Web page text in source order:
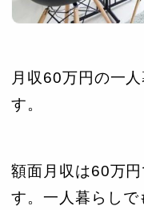
月収60万円の一
す。
額面月収は60万
す。一人暮らしで